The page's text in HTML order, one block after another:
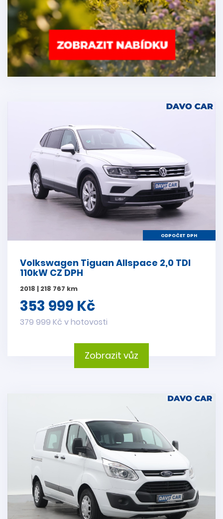
ODPOČET DPH
Volkswagen Tiguan Allspace 2,0 TDI
110kW CZ DPH
2018 | 218 767 km
353 999 Kč
379 999 Kč v hotovosti
Zobrazit vůz